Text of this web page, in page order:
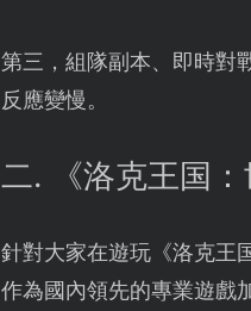
第三，組隊副本、即時對
反應變慢。
二. 《洛克王国
針對大家在遊玩《洛克王
作為國內領先的專業遊戲